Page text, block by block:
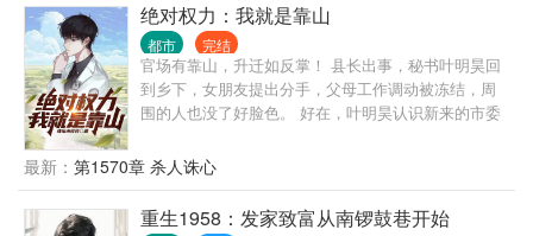
绝对权力：我就是靠山
都市 完结
官场有靠山，升迁如反掌！ 县长出事，秘书叶明昊回
到乡下，女朋友提出分手，父母工作调动被冻结，周
围的人也没了好脸色。 好在，叶明昊认识新来的市委
往上爬，终于成为别人眼中的靠山。 山高人为峰，且
看小人物弄潮新时代！
最新： 第1570章 杀人诛心
重生1958：发家致富从南锣鼓巷开始